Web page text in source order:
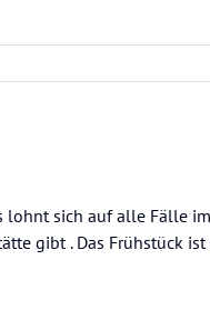
lohnt sich auf alle Fälle
gibt . Das Frühstück